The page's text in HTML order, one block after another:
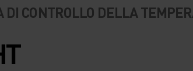
DI CONTROLLO DELLA